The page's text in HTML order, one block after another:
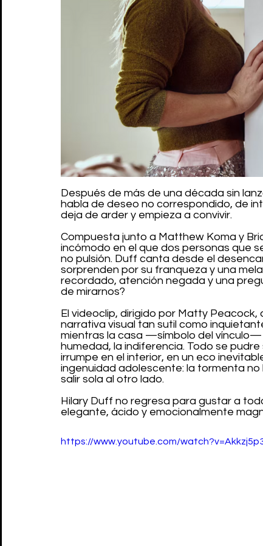
Después de más de una década sin
habla de deseo no correspondido, de
deja de arder y empieza a convivir.
Compuesta junto a Matthew Koma y
incómodo en el que dos personas que
no pulsión. Duff canta desde el
sorprenden por su franqueza y una
recordado, atención negada y una
de mirarnos?
El videoclip, dirigido por Matty
narrativa visual tan sutil como
mientras la casa —símbolo del
humedad, la indiferencia. Todo se
irrumpe en el interior, en un eco
ingenuidad adolescente: la tormenta
salir sola al otro lado.
Hilary Duff no regresa para gustar a
elegante, ácido y emocionalmente
https://www.youtube.com/